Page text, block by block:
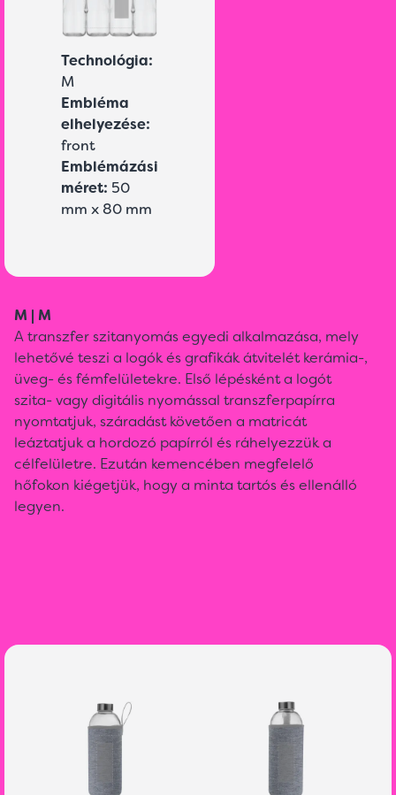
Technológia:
M
Embléma
elhelyezése:
front
Emblémázási
méret: 50
mm x 80 mm
M | M
A transzfer szitanyomás egyedi alkalmazása, mely
lehetővé teszi a logók és grafikák átvitelét kerámia-,
üveg- és fémfelületekre. Első lépésként a logót
szita- vagy digitális nyomással transzferpapírra
nyomtatjuk, száradást követően a matricát
leáztatjuk a hordozó papírról és ráhelyezzük a
célfelületre. Ezután kemencében megfelelő
hőfokon kiégetjük, hogy a minta tartós és ellenálló
legyen.